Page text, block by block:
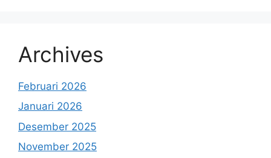
Archives
Februari 2026
Januari 2026
Desember 2025
November 2025